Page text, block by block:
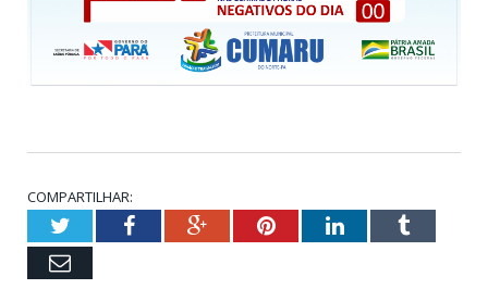
COMPARTILHAR:
TwitterFacebookGoogle+PinterestLinkedInTumblr
Email